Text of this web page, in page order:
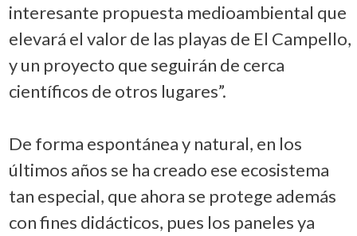
interesante propuesta medioambiental que
elevará el valor de las playas de El Campello,
y un proyecto que seguirán de cerca
científicos de otros lugares”.
De forma espontánea y natural, en los
últimos años se ha creado ese ecosistema
tan especial, que ahora se protege además
con fines didácticos, pues los paneles ya